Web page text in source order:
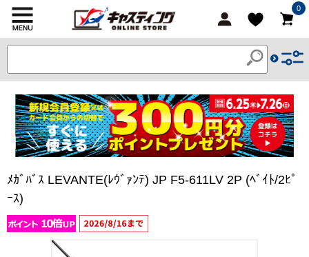
0
ﾒｶﾞﾊﾞｽ LEVANTE(ﾚｳﾞｧﾝﾃ) JP F5-611LV 2P (ﾍﾞｲﾄ/2ﾋﾟ
ｰｽ)